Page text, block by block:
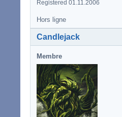
Registered 01.11.2006
Hors ligne
Candlejack
Membre